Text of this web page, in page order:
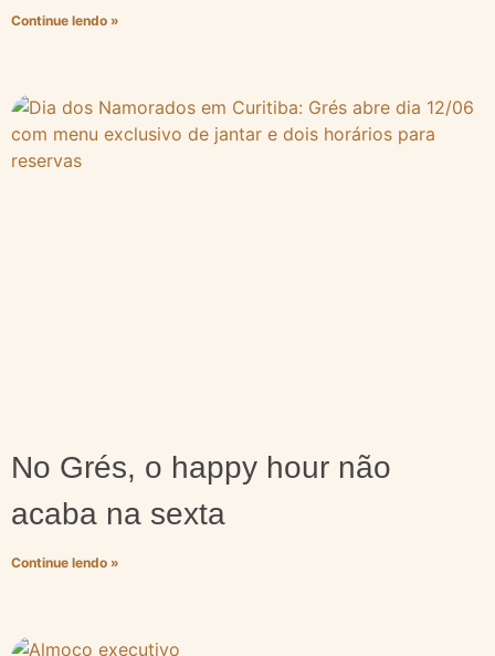
Continue lendo »
No Grés, o happy hour não
acaba na sexta
Continue lendo »